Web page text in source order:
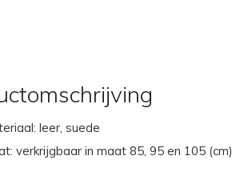
leer, suede
verkrijgbaar in maat 85, 95 en 105 (cm)